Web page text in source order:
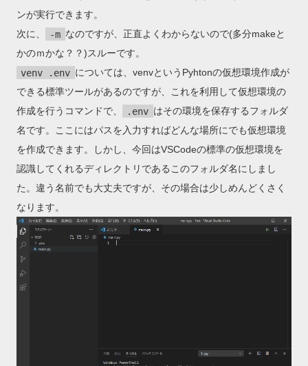
ンが実行できます。
次に、
-m なのですが、正直よくわからないので(多分makeと
かのｍかな？？)スルーです。
venv .env については、venvというPyhtonの仮想環境作成が
できる標準ツールがあるのですが、これを利用して仮想環境の
作成を行うコマンドで、
.env はその環境を保存するフォルダ
名です。ここにはパスを入力すればどんな場所にでも仮想環境
を作成できます。しかし、今回はVSCodeの標準の仮想環境を
認識してくれるディレクトリであるこのフォルダ名にしまし
た。違う名前でも大丈夫ですが、その場合は少しめんどくさく
なります。